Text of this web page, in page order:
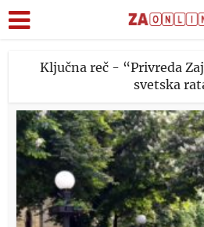
Ključna reč - “Privreda
svetska